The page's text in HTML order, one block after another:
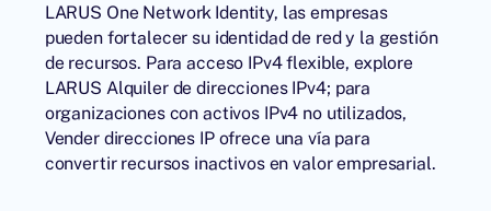
LARUS One Network Identity, las empresas
pueden fortalecer su identidad de red y la gestión
de recursos. Para acceso IPv4 flexible, explore
LARUS Alquiler de direcciones IPv4; para
organizaciones con activos IPv4 no utilizados,
Vender direcciones IPofrece una vía para
convertir recursos inactivos en valor empresarial.